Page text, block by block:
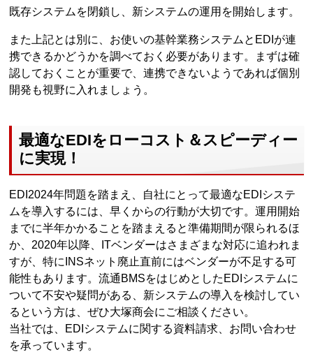
既存システムを閉鎖し、新システムの運用を開始します。
また上記とは別に、お使いの基幹業務システムとEDIが連
携できるかどうかを調べておく必要があります。まずは確
認しておくことが重要で、連携できないようであれば個別
開発も視野に入れましょう。
最適なEDIをローコスト＆スピーディー
に実現！
EDI2024年問題を踏まえ、自社にとって最適なEDIシステ
ムを導入するには、早くからの行動が大切です。運用開始
までに半年かかることを踏まえると準備期間が限られるほ
か、2020年以降、ITベンダーはさまざまな対応に追われま
すが、特にINSネット廃止直前にはベンダーが不足する可
能性もあります。流通BMSをはじめとしたEDIシステムに
ついて不安や疑問がある、新システムの導入を検討してい
るという方は、ぜひ大塚商会にご相談ください。
当社では、EDIシステムに関する資料請求、お問い合わせ
を承っています。